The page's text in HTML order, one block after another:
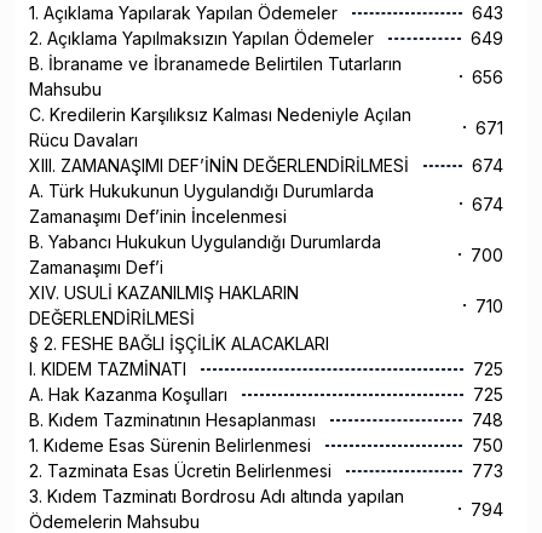
1. Açıklama Yapılarak Yapılan Ödemeler
643
2. Açıklama Yapılmaksızın Yapılan Ödemeler
649
B. İbraname ve İbranamede Belirtilen Tutarların
Mahsubu
656
C. Kredilerin Karşılıksız Kalması Nedeniyle Açılan
Rücu Davaları
671
XIII. ZAMANAŞIMI DEF’İNİN DEĞERLENDİRİLMESİ
674
A. Türk Hukukunun Uygulandığı Durumlarda
Zamanaşımı Def’inin İncelenmesi
674
B. Yabancı Hukukun Uygulandığı Durumlarda
Zamanaşımı Def’i
700
XIV. USULİ KAZANILMIŞ HAKLARIN
DEĞERLENDİRİLMESİ
710
§ 2. FESHE BAĞLI İŞÇİLİK ALACAKLARI
I. KIDEM TAZMİNATI
725
A. Hak Kazanma Koşulları
725
B. Kıdem Tazminatının Hesaplanması
748
1. Kıdeme Esas Sürenin Belirlenmesi
750
2. Tazminata Esas Ücretin Belirlenmesi
773
3. Kıdem Tazminatı Bordrosu Adı altında yapılan
Ödemelerin Mahsubu
794